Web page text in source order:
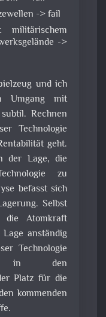
-> fail
->
und ich
Umgang mit
Rechnen
Technologie
geht.
der Lage, die
zu
befasst sich
Selbst
die Atomkraft
anständig
Technologie
in den
Platz für die
kommenden